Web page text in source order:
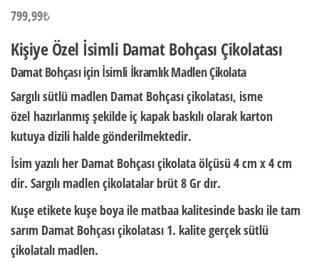
799,99₺
Kişiye Özel İsimli Damat Bohçası Çikolatası
Damat Bohçası için İsimli İkramlık Madlen Çikolata
Sargılı sütlü madlen Damat Bohçası çikolatası, isme
özel hazırlanmış şekilde iç kapak baskılı olarakkarton
kutuya dizili haldegönderilmektedir.
İsim yazılı her Damat Bohçası çikolata ölçüsü4 cm x 4 cm
dir. Sargılı madlen çikolatalar brüt8 Grdır.
Kuşe etikete kuşe boya ile matbaa kalitesinde baskı ile tam
sarım Damat Bohçası çikolatası 1. kalite gerçek sütlü
çikolatalı madlen.